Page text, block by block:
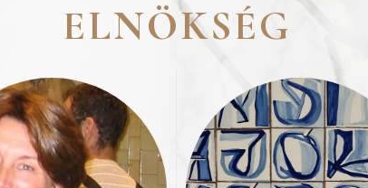
ELNÖKSÉG